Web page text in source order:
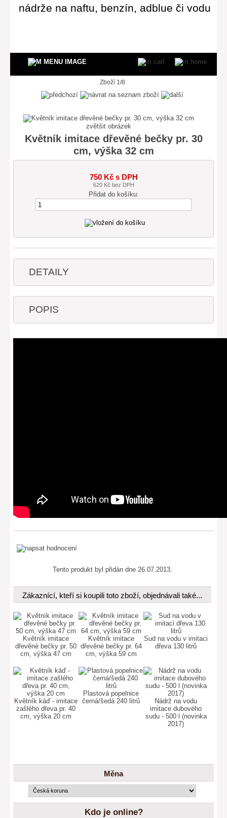
nádrže na naftu, benzín, adblue či vodu
Zboží 1/8
zvětšit obrázek
Květník imitace dřevěné bečky pr. 30
cm, výška 32 cm
750 Kč s DPH
620 Kč bez DPH
DETAILY
POPIS
Tento produkt byl přidán dne 26.07.2013.
Zákaznící, kteří si koupili toto zboží, objednávali také...
Květník imitace
dřevěné bečky pr. 50
cm, výška 47 cm
Květník imitace
dřevěné bečky pr. 64
cm, výška 59 cm
Sud na vodu v imitaci
dřeva 130 litrů
Květník káď - imitace
zašlého dřeva pr. 40
cm, výška 20 cm
Plastová popelnice
černá/šedá 240 litrů
Nádrž na vodu
imitace dubového
sudu - 500 l (novinka
2017)
Měna
Kdo je online?